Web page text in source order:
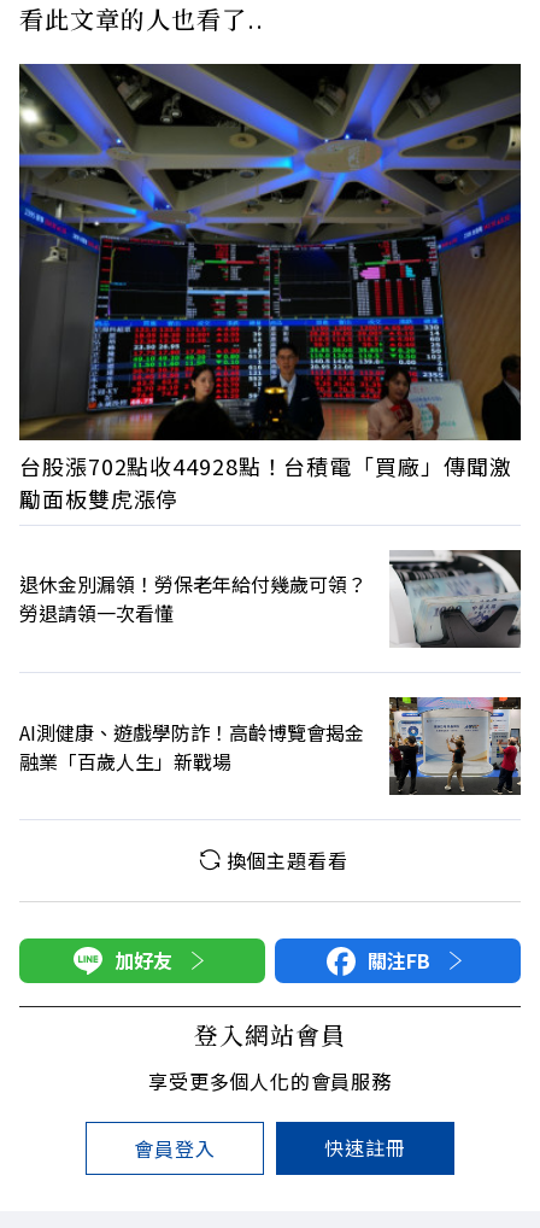
看此文章的人也看了..
台股漲702點收44928點！台積電「買廠」傳聞激
勵面板雙虎漲停
退休金別漏領！勞保老年給付幾歲可領？
勞退請領一次看懂
AI測健康、遊戲學防詐！高齡博覽會揭金
融業「百歲人生」新戰場
換個主題看看
加好友 關注FB
登入網站會員
享受更多個人化的會員服務
會員登入 快速註冊